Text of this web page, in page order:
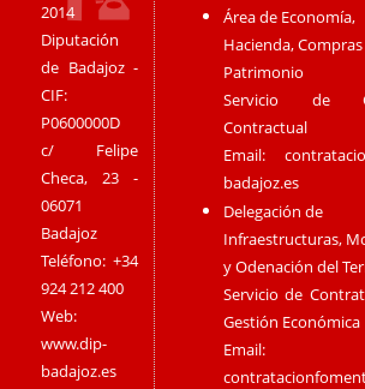
2014
Diputación
de Badajoz -
CIF:
P0600000D
c/ Felipe
Checa, 23 -
06071
Badajoz
Teléfono: +34
924 212 400
Web:
www.dip-
badajoz.es
Área de Economía,
Hacienda,
Patrimonio
Servicio de
Contractual
Email:
badajoz.es
Delegación de
Infraestructuras,
y Odenación del
Servicio de
Gestión Económica
Email: